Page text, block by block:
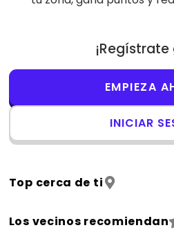
EMPIEZA
INICIAR
Top cerca de ti
Los vecinos recomiendan